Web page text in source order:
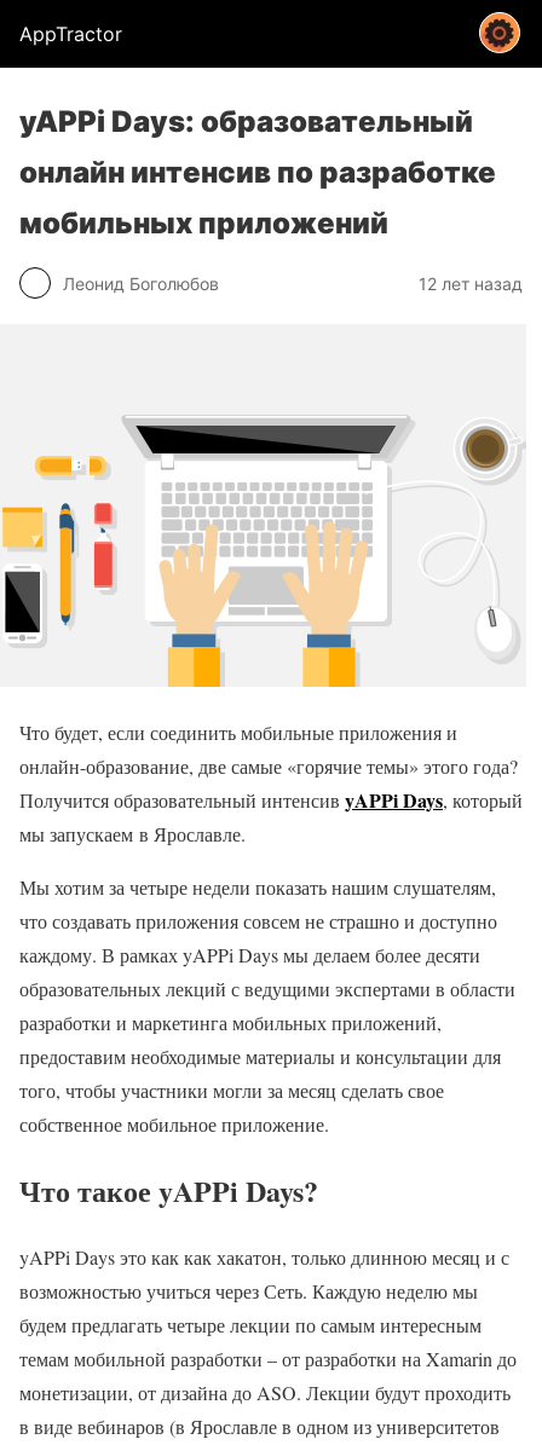
AppTractor
yAPPi Days: образовательный
онлайн интенсив по разработке
мобильных приложений
Леонид Боголюбов 12 лет назад
Что будет, если соединить мобильные приложения и
онлайн-образование, две самые «горячие темы» этого года?
Получится образовательный интенсив yAPPi Days, который
мы запускаем в Ярославле.
Мы хотим за четыре недели показать нашим слушателям,
что создавать приложения совсем не страшно и доступно
каждому. В рамках yAPPi Days мы делаем более десяти
образовательных лекций с ведущими экспертами в области
разработки и маркетинга мобильных приложений,
предоставим необходимые материалы и консультации для
того, чтобы участники могли за месяц сделать свое
собственное мобильное приложение.
Что такое yAPPi Days?
yAPPi Days это как как хакатон, только длинною месяц и с
возможностью учиться через Сеть. Каждую неделю мы
будем предлагать четыре лекции по самым интересным
темам мобильной разработки – от разработки на Xamarin до
монетизации, от дизайна до ASO. Лекции будут проходить
в виде вебинаров (в Ярославле в одном из университетов